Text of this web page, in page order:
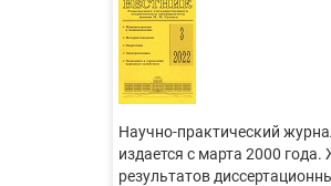
Научно-практический
издается с марта 2000
результатов